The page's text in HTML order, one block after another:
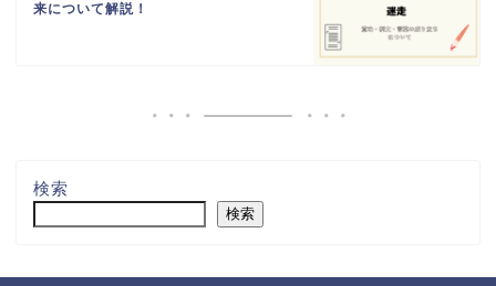
来について解説！
検索
検索